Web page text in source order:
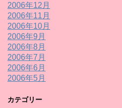
2006年12月
2006年11月
2006年10月
2006年9月
2006年8月
2006年7月
2006年6月
2006年5月
カテゴリー